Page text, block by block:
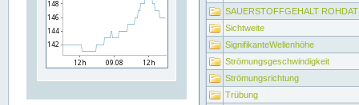
SAUERSTOFFGEHALT
Sichtweite
SignifikanteWellenhöhe
Strömungsgeschwindigkeit
Strömungsrichtung
Trübung